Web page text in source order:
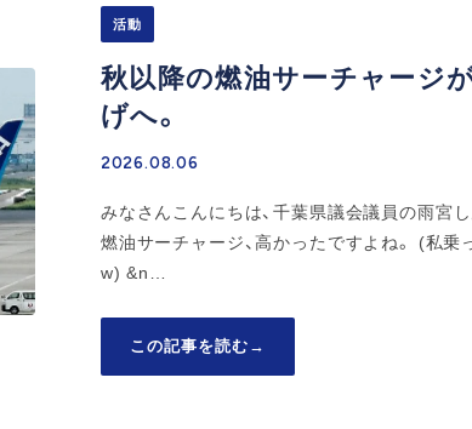
活動
秋以降の燃油サーチャージ
げへ。
2026.08.06
みなさんこんにちは、千葉県議会議員の雨宮し
燃油サーチャージ、高かったですよね。 (私乗
w) &n…
この記事を読む →